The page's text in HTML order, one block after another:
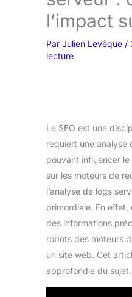
l’impact
Par Julien Levêque /
lecture
Le SEO est une
requiert une analyse
pouvant influencer le
sur les moteurs de
l’analyse de logs
primordiale. En
des informations
robots des moteurs
un site web. Cet
approfondie du sujet.